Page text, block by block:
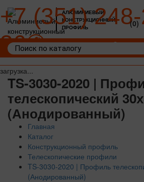
загрузка...
АЛЮМИНИЕВЫЙ
КОНСТРУКЦИОННЫЙ
ПРОФИЛЬ
+7 (351)
36
(0)
TS-3030-2020 |
телескопический
(Анодированный)
Главная
Каталог
Конструкционный профиль
Телескопические профили
TS-3030-2020 | Профиль
(Анодированный)